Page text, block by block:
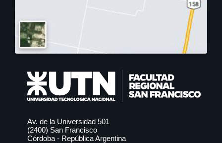
Av. de la Universidad 501
(2400) San Francisco
Córdoba - República Argentina